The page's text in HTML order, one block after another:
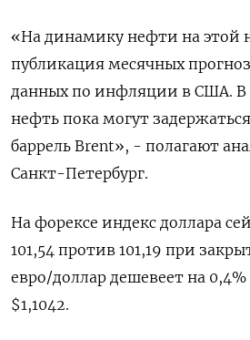
«На динамику нефти на этой
публикация месячных
данных по инфляции в США. В
нефть пока могут
баррель Brent», - полагают
Санкт-Петербург.
На форексе индекс доллара
101,54 против 101,19 при
евро/доллар дешевеет на
$1,1042.